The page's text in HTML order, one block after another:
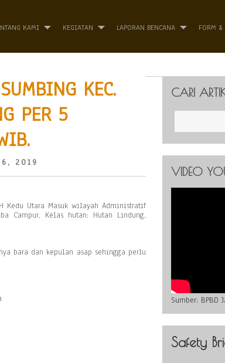
KAMI KEGIATAN LAPORAN BENCANA FORM &
KEC.
PER 5
2019
Kedu Utara Masuk wilayah Administratif
Campur, Kelas hutan: Hutan Lindung,
bara dan kepulan asap sehingga perlu
CARI
VIDEO
Sumber: BPBD
Safety